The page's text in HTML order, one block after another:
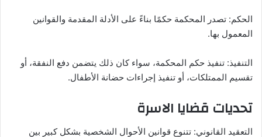
الحكم: تصدر المحكمة حكمًا بناءً على الأدلة المقدمة والقوانين
المعمول بها.
التنفيذ: تنفيذ حكم المحكمة، سواء كان ذلك يتضمن دفع النفقة، أو
تقسيم الممتلكات، أو تنفيذ إجراءات حضانة الأطفال.
تحديات قضايا الاسرة
التعقيد القانوني: تتنوع قوانين الأحوال الشخصية بشكل كبير بين